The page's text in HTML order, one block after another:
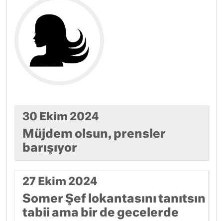
30 Ekim 2024
Müjdem olsun, prensler
barışıyor
27 Ekim 2024
Somer Şef lokantasını tanıtsın
tabii ama bir de gecelerde